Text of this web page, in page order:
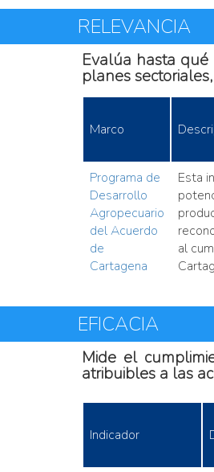
RELEVANCIA
Evalúa hasta
planes
Marco
Programa de
Desarrollo
Agropecuario
del Acuerdo
de
Cartagena
Esta
al
EFICACIA
Mide el
atribuibles a las
Indicador